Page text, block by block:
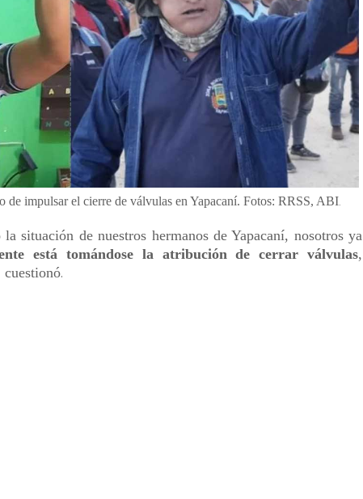
de impulsar el cierre de válvulas en Yapacaní. Fotos: RRSS, ABI.
situación de nuestros hermanos de Yapacaní, nosotros ya
está tomándose la atribución de cerrar válvulas,
cuestionó.